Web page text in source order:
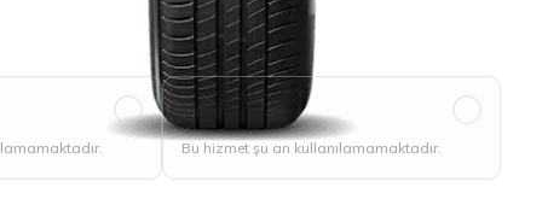
Vale
Bu hizmet şu an kullanılamamaktadır.